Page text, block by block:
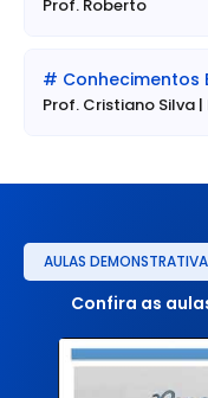
Prof. Roberto
# Conhecimentos
Prof. Cristiano Silva
AULAS
Confira as